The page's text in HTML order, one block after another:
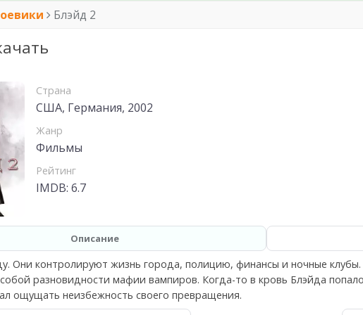
Блэйд 2
Страна
США, Германия, 2002
Жанр
Фильмы
Рейтинг
IMDB: 6.7
Описание
Они контролируют жизнь города, полицию, финансы и ночные
разновидности мафии вампиров. Когда-то в кровь Блэйда
ощущать неизбежность своего превращения.